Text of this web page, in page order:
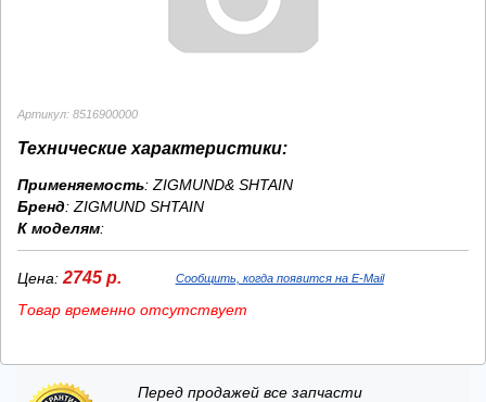
Артикул: 8516900000
Технические характеристики:
Применяемость: ZIGMUND& SHTAIN
Бренд: ZIGMUND SHTAIN
К моделям:
Цена: 2745 р. Сообщить, когда появится на E-Mail
Товар временно отсутствует
Перед продажей все запчасти